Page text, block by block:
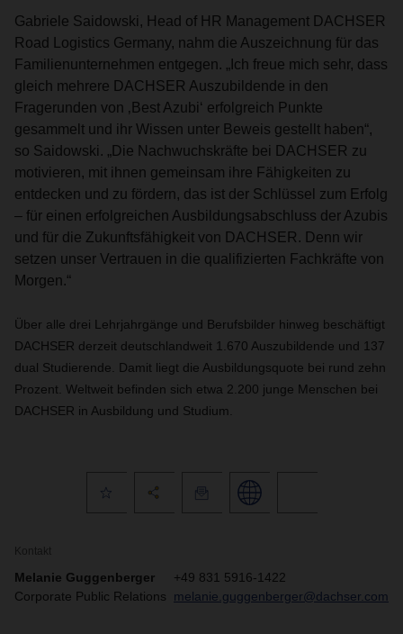
Gabriele Saidowski, Head of HR Management DACHSER
Road Logistics Germany, nahm die Auszeichnung für das
Familienunternehmen entgegen. „Ich freue mich sehr, dass
gleich mehrere DACHSER Auszubildende in den
Fragerunden von ‚Best Azubi‘ erfolgreich Punkte
gesammelt und ihr Wissen unter Beweis gestellt haben“,
so Saidowski. „Die Nachwuchskräfte bei DACHSER zu
motivieren, mit ihnen gemeinsam ihre Fähigkeiten zu
entdecken und zu fördern, das ist der Schlüssel zum Erfolg
– für einen erfolgreichen Ausbildungsabschluss der Azubis
und für die Zukunftsfähigkeit von DACHSER. Denn wir
setzen unser Vertrauen in die qualifizierten Fachkräfte von
Morgen.“
Über alle drei Lehrjahrgänge und Berufsbilder hinweg beschäftigt
DACHSER derzeit deutschlandweit 1.670 Auszubildende und 137
dual Studierende. Damit liegt die Ausbildungsquote bei rund zehn
Prozent. Weltweit befinden sich etwa 2.200 junge Menschen bei
DACHSER in Ausbildung und Studium.
Kontakt
Melanie Guggenberger
Corporate Public Relations
+49 831 5916-1422
melanie.guggenberger@dachser.com